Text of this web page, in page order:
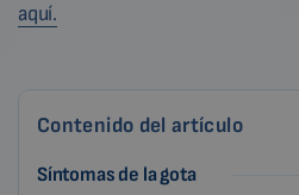
aquí.
Contenido del artículo
Síntomas de la gota